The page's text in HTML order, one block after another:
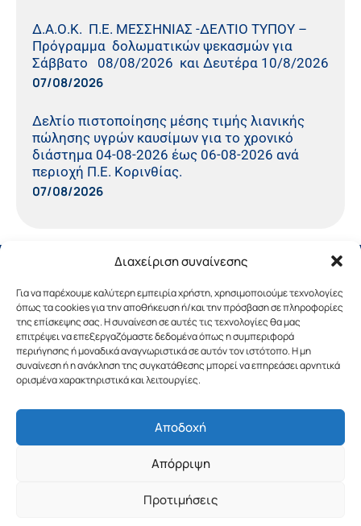
Διαχείριση συναίνεσης
Για να παρέχουμε καλύτερη εμπειρία χρήστη, χρησιμοποιούμε τεχνολογίες
όπως τα cookies για την αποθήκευση ή/και την πρόσβαση σε πληροφορίες
της επίσκεψης σας. Η συναίνεση σε αυτές τις τεχνολογίες θα μας
επιτρέψει να επεξεργαζόμαστε δεδομένα όπως η συμπεριφορά
περιήγησης ή μοναδικά αναγνωριστικά σε αυτόν τον ιστότοπο. Η μη
συναίνεση ή η ανάκληση της συγκατάθεσης μπορεί να επηρεάσει αρνητικά
ορισμένα χαρακτηριστικά και λειτουργίες.
Αποδοχή
Απόρριψη
Προτιμήσεις
Δ.Α.Ο.Κ. Π.Ε. ΜΕΣΣΗΝΙΑΣ -ΔΕΛΤΙΟ ΤΥΠΟΥ –
Πρόγραμμα δολωματικών ψεκασμών για
Σάββατο 08/08/2026 και Δευτέρα 10/8/2026
07/08/2026
Δελτίο πιστοποίησης μέσης τιμής λιανικής
πώλησης υγρών καυσίμων για το χρονικό
διάστημα 04-08-2026 έως 06-08-2026 ανά
περιοχή Π.Ε. Κορινθίας.
07/08/2026
Copyright © 2019 Περιφέρεια Πελοποννήσου.
Σχεδιασμός & Υλοποίηση από την